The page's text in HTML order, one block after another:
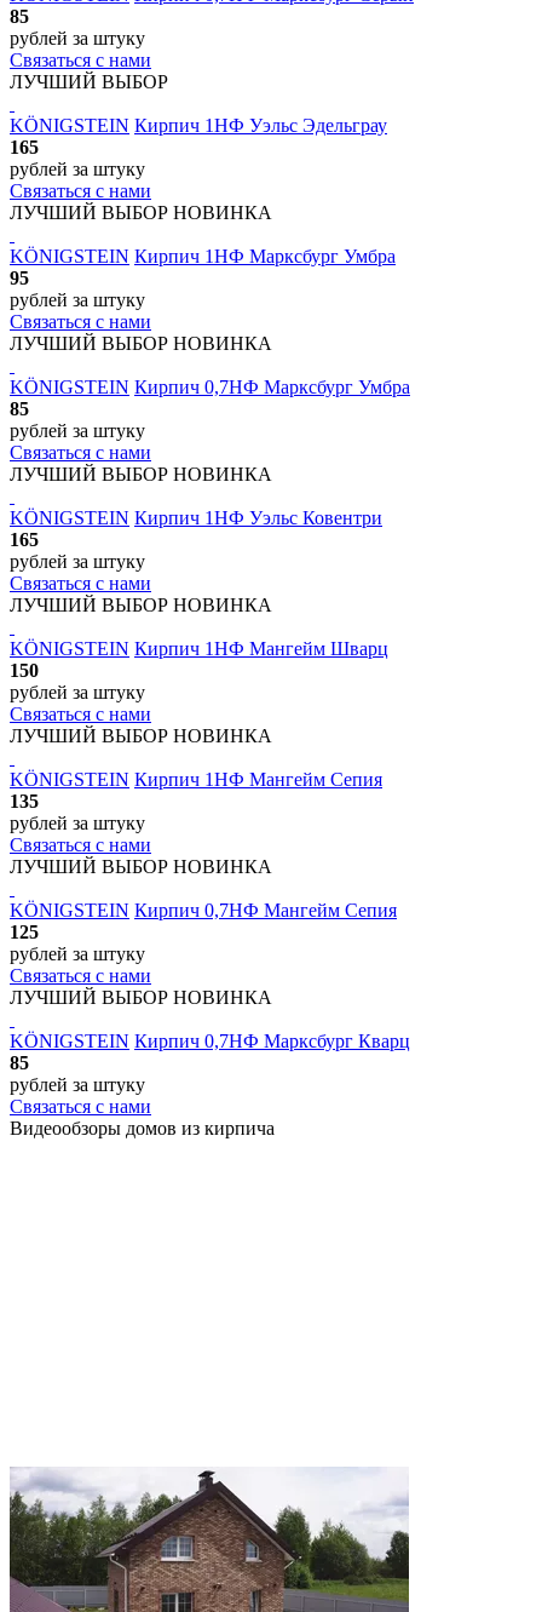
85
рублей за штуку
Связаться с нами
ЛУЧШИЙ ВЫБОР
KÖNIGSTEIN Кирпич 1НФ Уэльс Эдельграу
165
рублей за штуку
Связаться с нами
ЛУЧШИЙ ВЫБОР НОВИНКА
KÖNIGSTEIN Кирпич 1НФ Марксбург Умбра
95
рублей за штуку
Связаться с нами
ЛУЧШИЙ ВЫБОР НОВИНКА
KÖNIGSTEIN Кирпич 0,7НФ Марксбург Умбра
85
рублей за штуку
Связаться с нами
ЛУЧШИЙ ВЫБОР НОВИНКА
KÖNIGSTEIN Кирпич 1НФ Уэльс Ковентри
165
рублей за штуку
Связаться с нами
ЛУЧШИЙ ВЫБОР НОВИНКА
KÖNIGSTEIN Кирпич 1НФ Мангейм Шварц
150
рублей за штуку
Связаться с нами
ЛУЧШИЙ ВЫБОР НОВИНКА
KÖNIGSTEIN Кирпич 1НФ Мангейм Сепия
135
рублей за штуку
Связаться с нами
ЛУЧШИЙ ВЫБОР НОВИНКА
KÖNIGSTEIN Кирпич 0,7НФ Мангейм Сепия
125
рублей за штуку
Связаться с нами
ЛУЧШИЙ ВЫБОР НОВИНКА
KÖNIGSTEIN Кирпич 0,7НФ Марксбург Кварц
85
рублей за штуку
Связаться с нами
Видеообзоры домов из кирпича